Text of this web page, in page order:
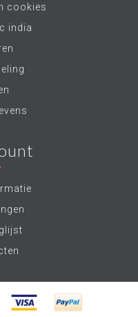
cookies
india